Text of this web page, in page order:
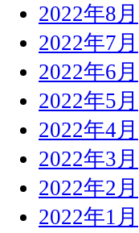
2022年8月
2022年7月
2022年6月
2022年5月
2022年4月
2022年3月
2022年2月
2022年1月